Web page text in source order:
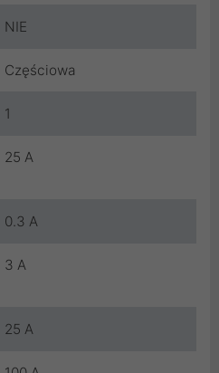
NIE
Częściowa
1
25 A
0.3 A
3 A
25 A